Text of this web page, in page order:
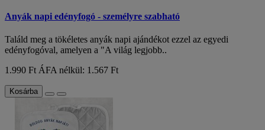
Anyák napi edényfogó - személyre szabható
Találd meg a tökéletes anyák napi ajándékot ezzel az egyedi
edényfogóval, amelyen a "A világ legjobb..
1.990 FtÁFA nélkül: 1.567 Ft
Kosárba